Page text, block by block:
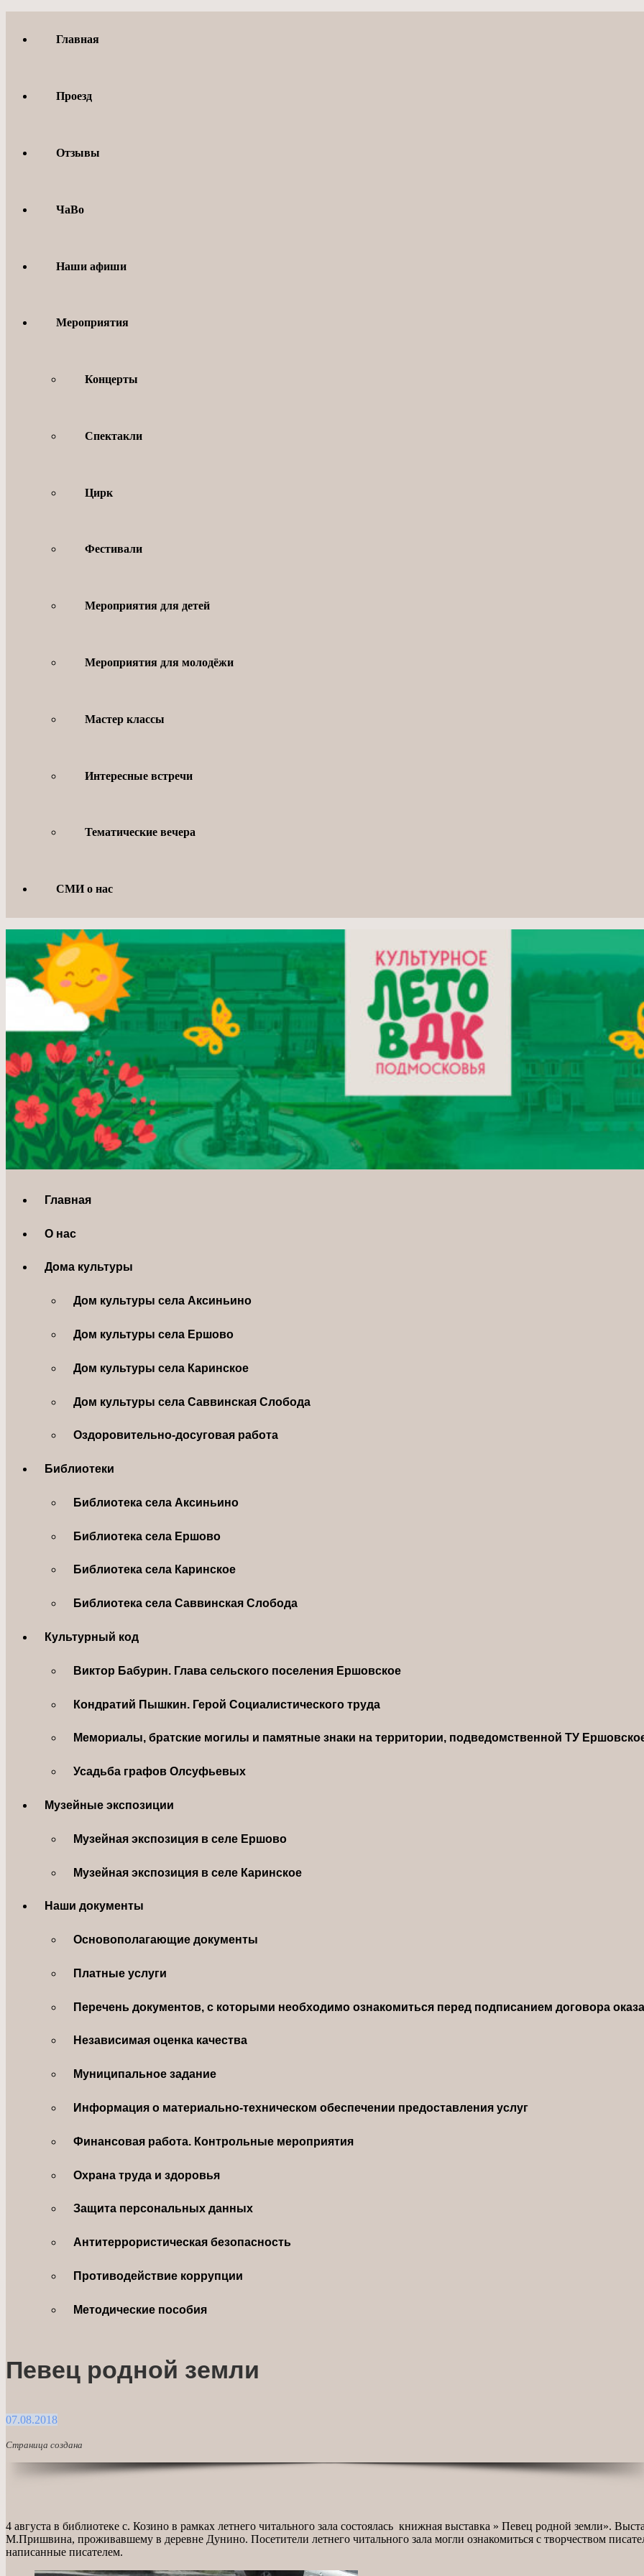
содержимомуГлавная
Проезд
Отзывы
ЧаВо
Наши афиши
Мероприятия
Концерты
Спектакли
Цирк
Фестивали
Мероприятия для детей
Мероприятия для молодёжи
Мастер классы
Интересные встречи
Тематические вечера
СМИ о нас
Главная
О нас
Дома культуры
Дом культуры села Аксиньино
Дом культуры села Ершово
Дом культуры села Каринское
Дом культуры села Саввинская Слобода
Оздоровительно-досуговая работа
Библиотеки
Библиотека села Аксиньино
Библиотека села Ершово
Библиотека села Каринское
Библиотека села Саввинская Слобода
Культурный код
Виктор Бабурин. Глава сельского поселения Ершовское
Кондратий Пышкин. Герой Социалистического труда
Мемориалы, братские могилы и памятные знаки на территории, подведомственной ТУ
Усадьба графов Олсуфьевых
Музейные экспозиции
Музейная экспозиция в селе Ершово
Музейная экспозиция в селе Каринское
Наши документы
Основополагающие документы
Платные услуги
Перечень документов, с которыми необходимо ознакомиться перед подписанием договора
Независимая оценка качества
Муниципальное задание
Информация о материально-техническом обеспечении предоставления услуг
Финансовая работа. Контрольные мероприятия
Охрана труда и здоровья
Защита персональных данных
Антитеррористическая безопасность
Противодействие коррупции
Методические пособия
Певец родной земли
07.08.2018
Страница создана
4 августа в библиотеке с. Козино в рамках летнего читального зала состоялась книжная выставка » Певец родной земли».
М.Пришвина, проживавшему в деревне Дунино. Посетители летнего читального зала могли ознакомиться с творчеством
написанные писателем.